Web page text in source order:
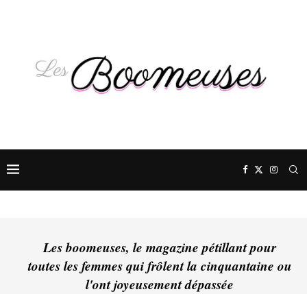
Les boomeuses, le magazine pétillant pour
toutes les femmes qui frôlent la cinquantaine ou
l'ont joyeusement dépassée